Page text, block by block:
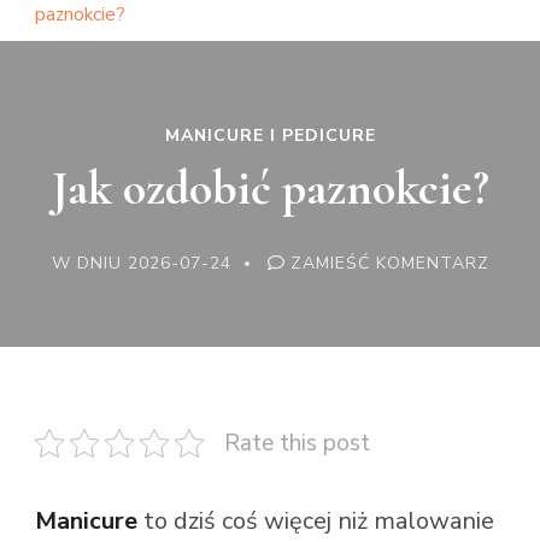
paznokcie?
MANICURE I PEDICURE
Jak ozdobić paznokcie?
W DNIU 2026-07-24 ZAMIEŚĆ KOMENTARZ
Rate this post
Manicure to dziś coś więcej niż malowanie